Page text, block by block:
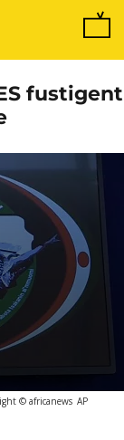
fustigent
© africanews AP